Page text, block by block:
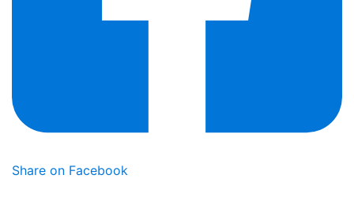
Share on Facebook